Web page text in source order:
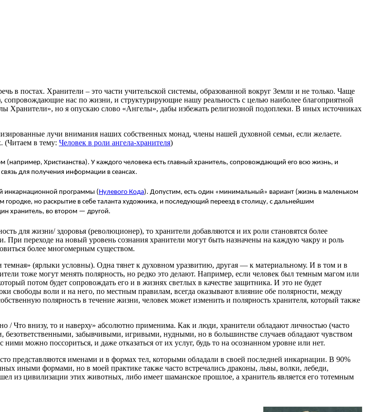
в постах. Хранители – это части учительской системы, образованной вокруг Земли и не только. Чаще
нас по жизни, и структурирующие нашу реальность с целью наиболее благоприятной
Хранители», но я опускаю слово «Ангелы», дабы избежать религиозной подоплеки. В иных источниках
лучи внимания наших собственных монад, члены нашей духовной семьи, если желаете.
(Читаем в тему: Человек в роли ангела-хранителя)
Христианства). У каждого человека есть главный хранитель, сопровождающий его всю жизнь, и
для получения информации в сеансах.
инкарнационной программы (Нулевого Кода). Допустим, есть один «минимальный» вариант (жизнь в маленьком
но раскрытие в себе таланта художника, и последующий переезд в столицу, с дальнейшим
хранитель, во втором — другой.
для жизни/ здоровья (революционер), то хранители добавляются и их роли становятся более
При переходе на новый уровень сознания хранители могут быть назначены на каждую чакру и роль
более многомерным существом.
темная» (ярлыки условны). Одна тянет к духовном уразвитию, другая — к материальному. И в том и в
тоже могут менять полярность, но редко это делают. Например, если человек был темным магом или
потом будет сопровождать его и в жизнях светлых в качестве защитника. И это не будет
свободы воли и на него, по местным правилам, всегда оказывают влияние обе полярности, между
полярность в течение жизни, человек может изменить и полярность хранителя, который также
/ Что внизу, то и наверху» абсолютно применима. Как и люди, хранители обладают личностью (часто
забывчивыми, игривыми, нудными, но в большинстве случаев обладают чувством
можно поссориться, и даже отказаться от их услуг, будь то на осознанном уровне или нет.
представляются именами и в формах тел, которыми обладали в своей последней инкарнации. В 90%
иными формами, но в моей практике также часто встречались драконы, львы, волки, лебеди,
из цивилизации этих животных, либо имеет шаманское прошлое, а хранитель является его тотемным